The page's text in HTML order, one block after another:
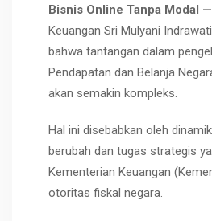
Bisnis Online Tanpa Modal —
Keuangan Sri Mulyani Indrawati
bahwa tantangan dalam
Pendapatan dan Belanja
akan semakin kompleks.
Hal ini disebabkan oleh
berubah dan tugas strategis
Kementerian Keuangan
otoritas fiskal negara.